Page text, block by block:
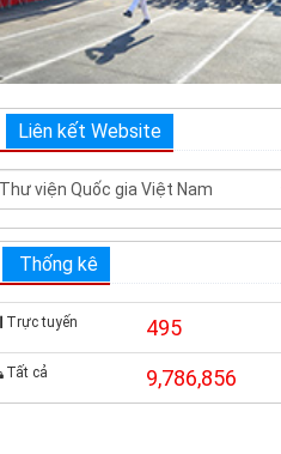
Liên kết Website
Thống kê
Trực tuyến 495
Tất cả 9,786,856